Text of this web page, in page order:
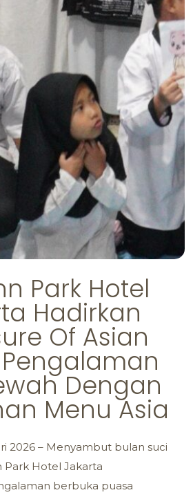
Park Hotel
Hadirkan
Of Asian
Pengalaman
Dengan
Menu Asia
2026 – Menyambut bulan suci
Park Hotel Jakarta
berbuka puasa